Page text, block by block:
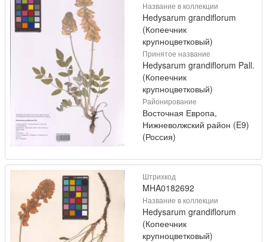
Название в коллекции
Hedysarum grandiflorum
(Копеечник
крупноцветковый)
Принятое название
Hedysarum grandiflorum Pall.
(Копеечник
крупноцветковый)
Районирование
Восточная Европа,
Нижневолжский район (E9)
(Россия)
Штрихкод
MHA0182692
Название в коллекции
Hedysarum grandiflorum
(Копеечник
крупноцветковый)